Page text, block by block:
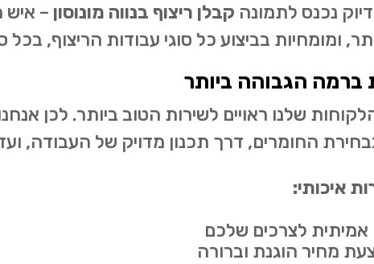
נכנס לתמונה קבלן ריצוף בנווה מונוסון – איש
ומומחיות בביצוע כל סוגי עבודות הריצוף, בכל
ברמה הגבוהה ביותר
שלנו ראויים לשירות הטוב ביותר. לכן
החומרים, דרך תכנון מדויק של העבודה,
איכותי:
אמיתית לצרכים שלכם
מחיר הוגנת וברורה